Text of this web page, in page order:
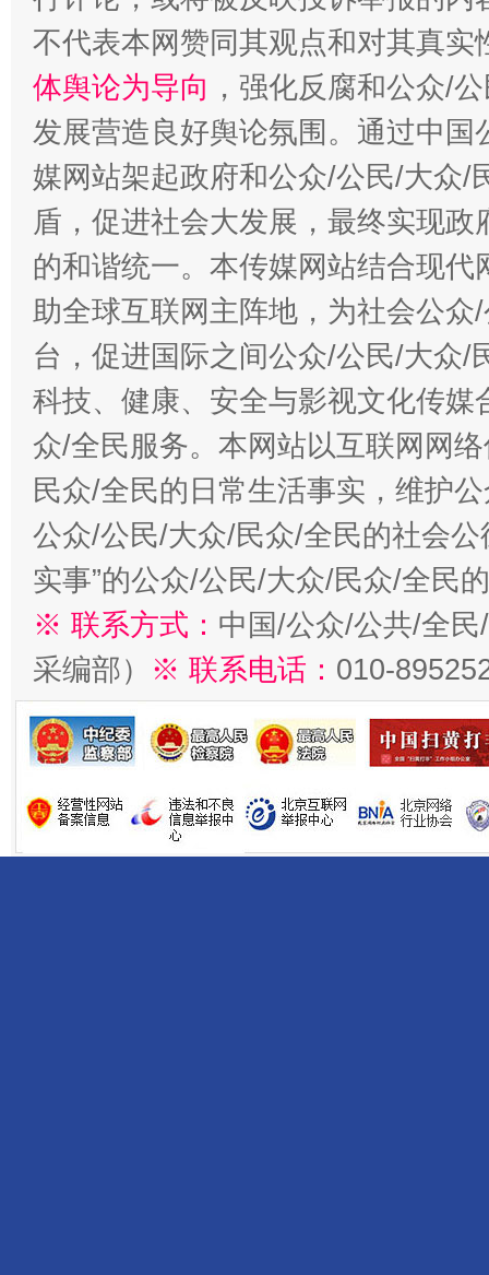
“蜀中异人”王建安的艺术幻境
不代表本网赞同其观点和对其真实
体舆论为导向 ，强化反腐和公众/
发展营造良好舆论氛围。通过中
媒网站架起政府和公众/公民/大众/
盾，促进社会大发展，最终实现
的和谐统一。本传媒网站结合现
助全球互联网主阵地，为社会公
台，促进国际之间公众/公民/大众/
科技、健康、安全与影视文化传
众/全民服务。本网站以互联网网
民众/全民的日常生活事实，维护
公众/公民/大众/民众/全民的社会公
实事”的公众/公民/大众/民众/全民
※ 联系方式： 中国/公众/公共/全
采编部） ※ 联系电话： 010-